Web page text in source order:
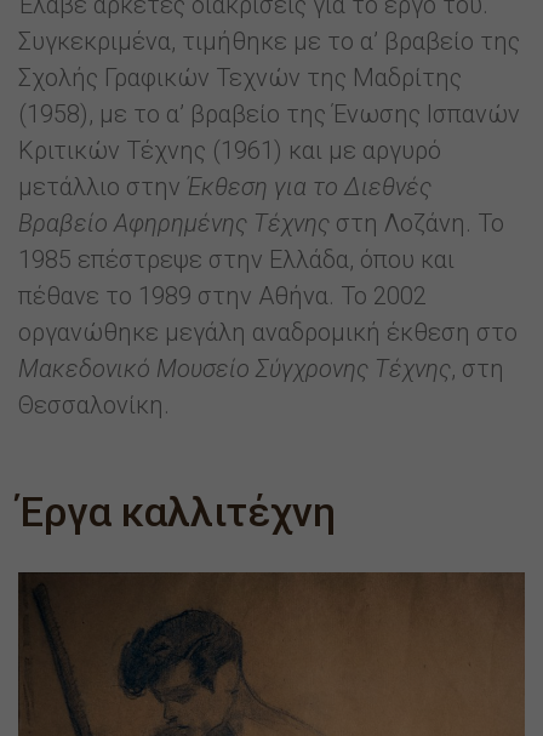
Συγκεκριμένα, τιμήθηκε με το α’ βραβείο της
Σχολής Γραφικών Τεχνών της Μαδρίτης
(1958), με το α’ βραβείο της Ένωσης Ισπανών
Κριτικών Τέχνης (1961) και με αργυρό
μετάλλιο στην Έκθεση για το Διεθνές
Βραβείο Αφηρημένης Τέχνης στη Λοζάνη. Το
1985 επέστρεψε στην Ελλάδα, όπου και
πέθανε το 1989 στην Αθήνα. Το 2002
οργανώθηκε μεγάλη αναδρομική έκθεση στο
Μακεδονικό Μουσείο Σύγχρονης Τέχνης, στη
Θεσσαλονίκη.
Έργα καλλιτέχνη